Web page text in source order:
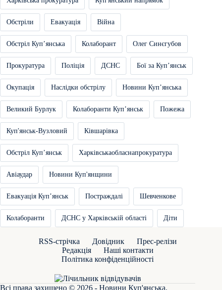
Обстріли Евакуація Війна
Обстріл Купʼянська Колаборант Олег Синєгубов
Прокуратура Поліція ДСНС Бої за Купʼянськ
Окупація Наслідки обстрілу Новини Купʼянська
Великий Бурлук Колаборанти Купʼянськ Пожежа
Куп'янськ-Вузловий Ківшарівка
Обстріл Купʼянськ Харківськаобласнапрокуратура
Авіаудар Новини Куп'янщини
Евакуація Купʼянськ Постраждалі Шевченкове
Колаборанти ДСНС у Харківській області Діти
RSS-стрічка Довідник
Прес-релізи
Редакція
Наші контакти
Політика конфіденційності
Всі права захищено © 2026 - Новини Куп'янська.